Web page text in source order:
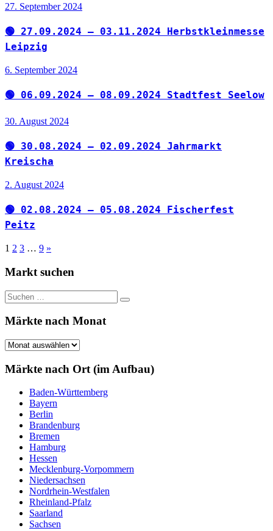
27. September 2024
🟢 27.09.2024 – 03.11.2024 Herbstkleinmesse
Leipzig
6. September 2024
🟢 06.09.2024 – 08.09.2024 Stadtfest Seelow
30. August 2024
🟢 30.08.2024 – 02.09.2024 Jahrmarkt
Kreischa
2. August 2024
🟢 02.08.2024 – 05.08.2024 Fischerfest
Peitz
Seitennummerierung
der
1 2 3 … 9 Nächste
»
Markt suchen
Suchen
nach:
Suchen
Märkte nach Monat
Märkte
Monat
Märkte nach Ort (im Aufbau)
Baden-Württemberg
Bayern
Berlin
Brandenburg
Bremen
Hamburg
Hessen
Mecklenburg-Vorpommern
Niedersachsen
Nordrhein-Westfalen
Rheinland-Pfalz
Saarland
Sachsen